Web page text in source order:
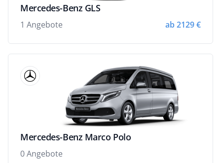
Mercedes-Benz GLS
1 Angebote ab 2129 €
Mercedes-Benz Marco Polo
0 Angebote